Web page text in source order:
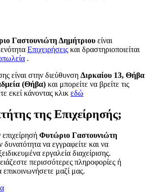
Γαστουνιώτη Δημήτριου είναι
Επιχειρήσεις και δραστηριοποιείται
.
είναι στην διεύθυνση Διρκαίου 13, Θήβα
(Θήβα) και μπορείτε να βρείτε τις
εκεί κάνοντας κλικ εδώ
της Επιχείρησής;
επιχείρησή Φυτώριο Γαστουνιώτη
δυνατότητα να εγγραφείτε και να
εργαλεία διαχείρισης.
περισσότερες πληροφορίες ή
επικοινωνήσετε μαζί μας.